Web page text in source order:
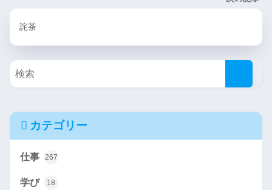
詫茶
カテゴリー
仕事 267
学び 18